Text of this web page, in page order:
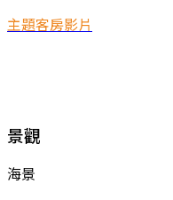
主題客房影片
景觀
海景